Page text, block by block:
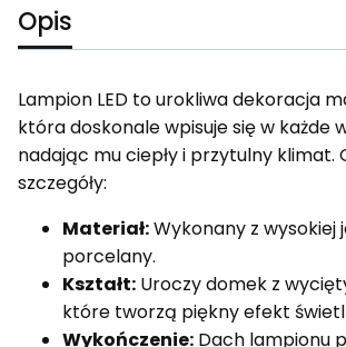
Opis
Lampion LED to urokliwa dekoracja
która doskonale wpisuje się w każde
nadając mu ciepły i przytulny klimat.
szczegóły:
Materiał:Wykonany z wysokiej
porcelany.
Kształt: Uroczy domek z
które tworzą piękny efekt
Wykończenie: Dach lampionu